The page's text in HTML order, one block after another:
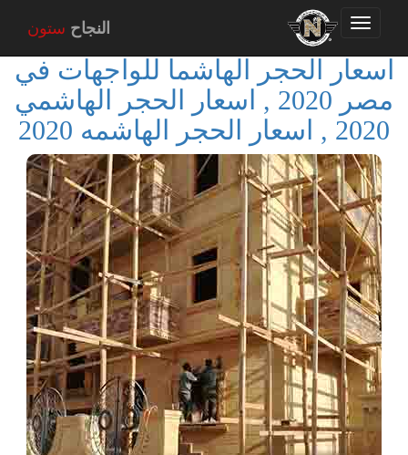
Toggle
navigation
النجاح ستون
اسعار الحجر الهاشما للواجهات في
مصر 2020 , اسعار الحجر الهاشمي
2020 , اسعار الحجر الهاشمه 2020